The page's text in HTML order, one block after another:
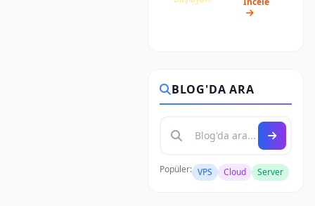
BLOG'DA ARA
Popüler: VPS Cloud Server